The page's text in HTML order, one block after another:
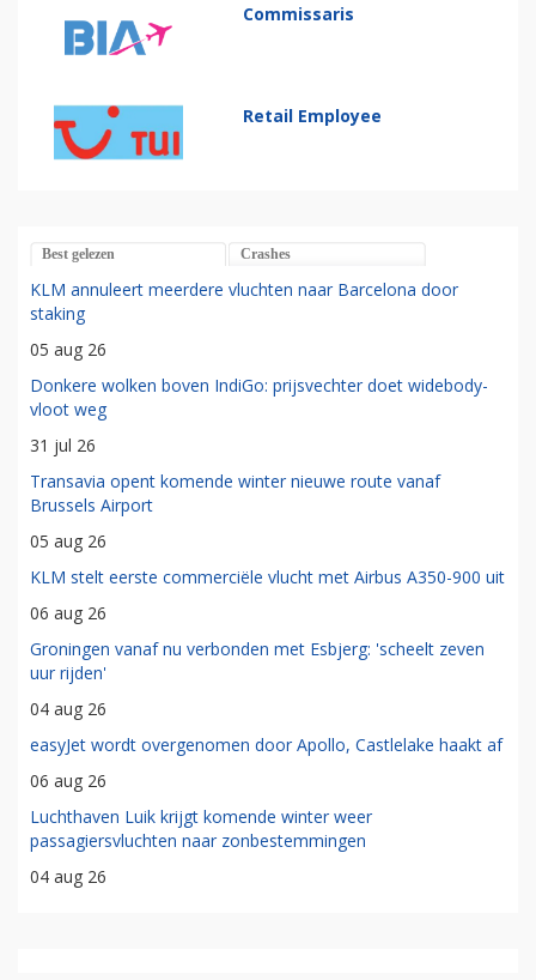
Commissaris
Retail Employee
Best gelezen Crashes
KLM annuleert meerdere vluchten naar Barcelona door
staking
05 aug 26
Donkere wolken boven IndiGo: prijsvechter doet widebody-
vloot weg
31 jul 26
Transavia opent komende winter nieuwe route vanaf
Brussels Airport
05 aug 26
KLM stelt eerste commerciële vlucht met Airbus A350-900 uit
06 aug 26
Groningen vanaf nu verbonden met Esbjerg: 'scheelt zeven
uur rijden'
04 aug 26
easyJet wordt overgenomen door Apollo, Castlelake haakt af
06 aug 26
Luchthaven Luik krijgt komende winter weer
passagiersvluchten naar zonbestemmingen
04 aug 26